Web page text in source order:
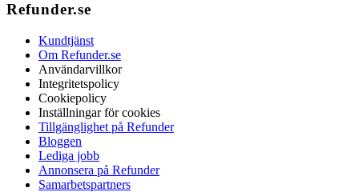
Refunder.se
Kundtjänst
Om Refunder.se
Användarvillkor
Integritetspolicy
Cookiepolicy
Inställningar för cookies
Tillgänglighet på Refunder
Bloggen
Lediga jobb
Annonsera på Refunder
Samarbetspartners